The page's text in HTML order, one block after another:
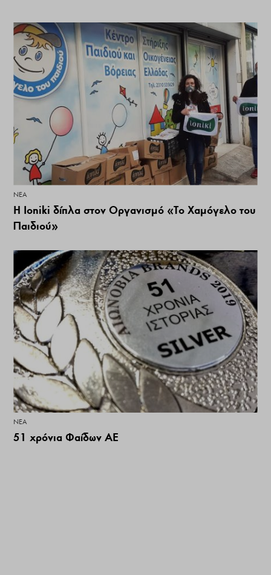
ΝΕΑ
Η Ioniki δίπλα στον Οργανισμό «Το Χαμόγελο του
Παιδιού»
ΝΕΑ
51 χρόνια Φαίδων ΑΕ